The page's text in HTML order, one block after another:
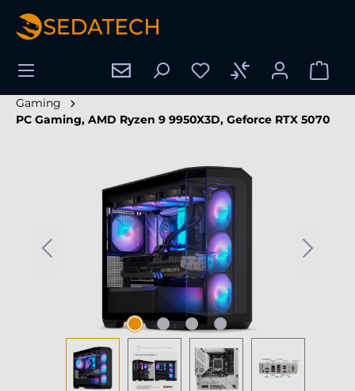
principal
Gaming
PC Gaming, AMD Ryzen 9 9950X3D, Geforce RTX 5070
Omitir galería de imágenes